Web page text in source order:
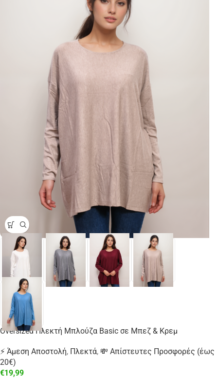
Oversized Πλεκτή Μπλούζα Basic σε Μπεζ & Κρεμ
⚡ Άμεση Αποστολή, Πλεκτά, 💸 Απίστευτες Προσφορές (έως
20€)
€19,99